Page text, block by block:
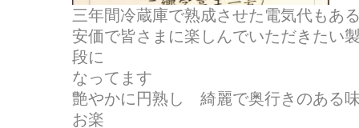
三年間冷蔵庫で熟成させた電気代もあ
安価で皆さまに楽しんでいただきた
段に
なってます
艶やかに円熟し 綺麗で奥行きのある
お楽